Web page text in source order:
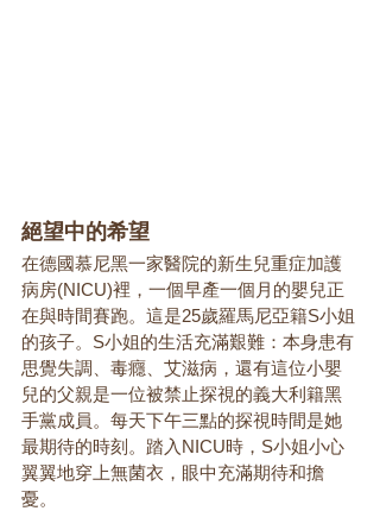
絕望中的希望
在德國慕尼黑一家醫院的新生兒重症加護
病房(NICU)裡，一個早產一個月的嬰兒正
在與時間賽跑。這是25歲羅馬尼亞籍S小姐
的孩子。S小姐的生活充滿艱難：本身患有
思覺失調、毒癮、艾滋病，還有這位小嬰
兒的父親是一位被禁止探視的義大利籍黑
手黨成員。每天下午三點的探視時間是她
最期待的時刻。踏入NICU時，S小姐小心
翼翼地穿上無菌衣，眼中充滿期待和擔
憂。